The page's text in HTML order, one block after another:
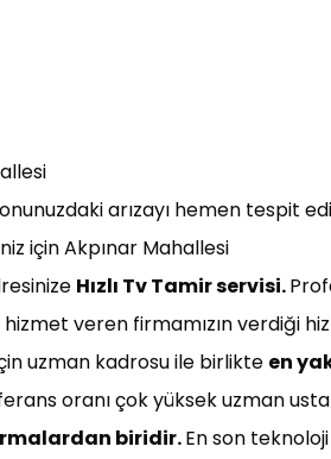
arızayı hemen tespit
için Akpınar Mahallesi
Hızlı Tv Tamir servisi.
veren firmamızın verdiği
uzman kadrosu ile birlikte en
oranı çok yüksek uzman
biridir.En son